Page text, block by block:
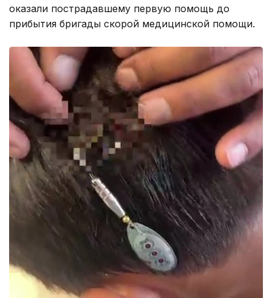
оказали пострадавшему первую помощь до
прибытия бригады скорой медицинской помощи.